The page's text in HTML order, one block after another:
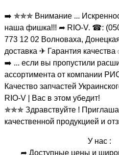
➡️ ✯✯✯ Внимание ...
наша фишка!!! ➦ RIO-V. ☎:
773 12 02 Волноваха,
доставка ✈ Гарантия качества
➡️ ... если вы пропустили
ассортимента от компании
Качество запчастей
RIO-V | Вас в этом убедит!
✯✯✯ Здравствуйте !
качественной продукцией и
У нас :
➦ Доступные цены и